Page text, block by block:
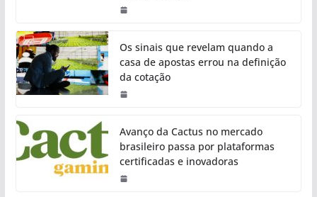
Os sinais que revelam quando a
casa de apostas errou na definição
da cotação
Avanço da Cactus no mercado
brasileiro passa por plataformas
certificadas e inovadoras